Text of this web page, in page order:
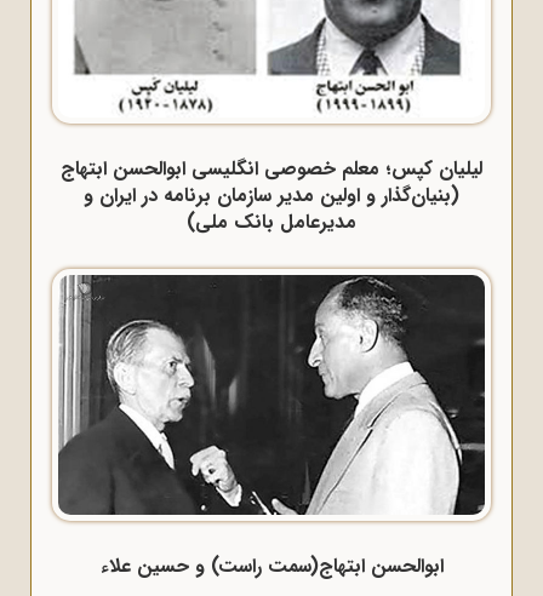
لیلیان کپس؛ معلم خصوصی انگلیسی ابوالحسن ابتهاج
(بنیان‌گذار و اولین مدیر سازمان برنامه در ایران و
مدیرعامل بانک ملی)
ابوالحسن ابتهاج(سمت راست) و حسین علاء